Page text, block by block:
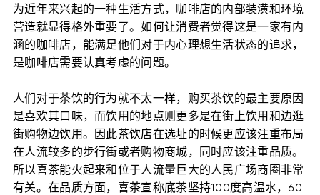
为近年来兴起的一种生活方式，咖啡店的内部装潢和环境
营造就显得格外重要了。如何让消费者觉得这是一家有内
涵的咖啡店，能满足他们对于内心理想生活状态的追求，
是咖啡店需要认真考虑的问题。
人们对于茶饮的行为就不太一样，购买茶饮的最主要原因
是喜欢其口味，而饮用的地点则更多是在街上饮用和边逛
街购物边饮用。因此茶饮店在选址的时候更应该注重布局
在人流较多的步行街或者购物商城，同时应该注重品质。
所以喜茶能火起来和位于人流量巨大的人民广场商圈非常
有关。在品质方面，喜茶宣称底茶坚持100度高温水，60